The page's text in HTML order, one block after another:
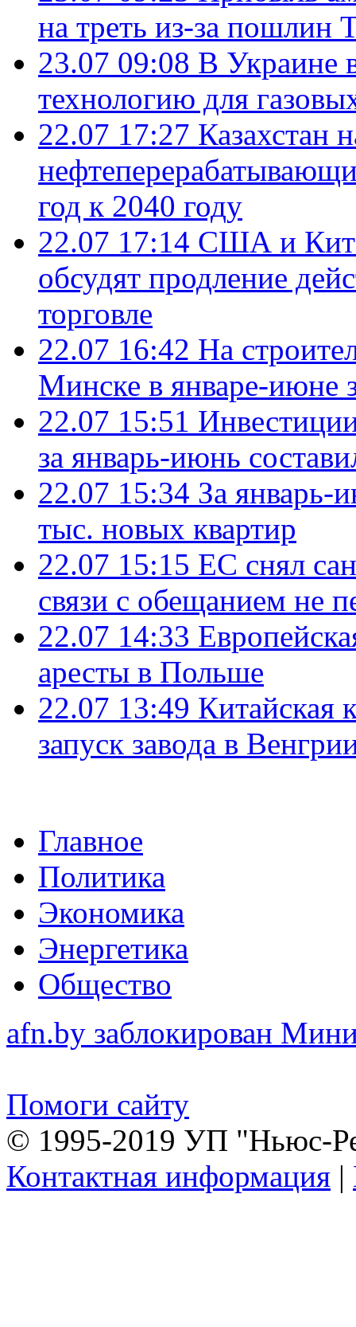
на треть из-за пошлин
23.07 09:08 В Украине
технологию для
22.07 17:27 Казахстан
год к 2040 году
22.07 17:14 США и
обсудят продление
торговле
22.07 16:42 На
Минске в январе-июне
22.07 15:51
за январь-июнь
22.07 15:34 За январь-
тыс. новых квартир
22.07 15:15 ЕС снял
связи с обещанием не
22.07 14:33
аресты в Польше
22.07 13:49 Китайская
запуск завода в
Главное
Политика
Экономика
Энергетика
Общество
afn.by заблокирован
Помоги сайту
© 1995-2019 УП "Ньюс-
Контактная информация |